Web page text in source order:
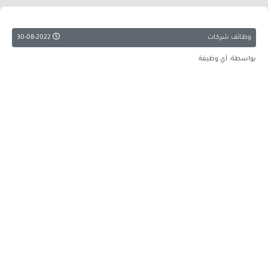
وظائف شركات
بواسطة: أي وظيفة